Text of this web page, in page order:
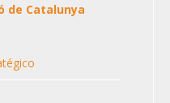
de Catalunya